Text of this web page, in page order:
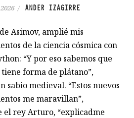
/ ANDER IZAGIRRE
Asimov, amplié mis
de la ciencia cósmica con
“Y por eso sabemos que
forma de plátano”,
sabio medieval. “Estos nuevos
me maravillan”,
el rey Arturo, “explicadme